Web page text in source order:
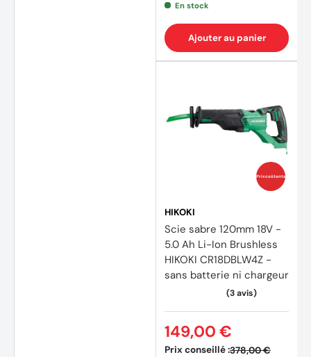
En stock
Ajouter au panier
Prix coûtants
HIKOKI
Scie sabre 120mm 18V -
5.0 Ah Li-Ion Brushless
HIKOKI CR18DBLW4Z -
sans batterie ni chargeur
Prix conseillé :378,00 €
149,00 €